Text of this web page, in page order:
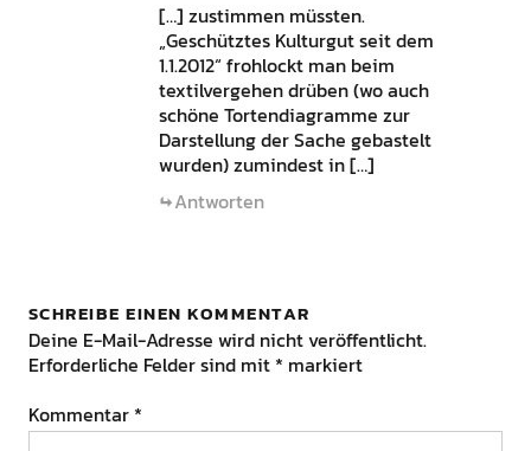
[…] zustimmen müssten.
„Geschütztes Kulturgut seit dem
1.1.2012“ frohlockt man beim
textilvergehen drüben (wo auch
schöne Tortendiagramme zur
Darstellung der Sache gebastelt
wurden) zumindest in […]
Antworten
SCHREIBE EINEN KOMMENTAR
Deine E-Mail-Adresse wird nicht veröffentlicht.
Erforderliche Felder sind mit * markiert
Kommentar *